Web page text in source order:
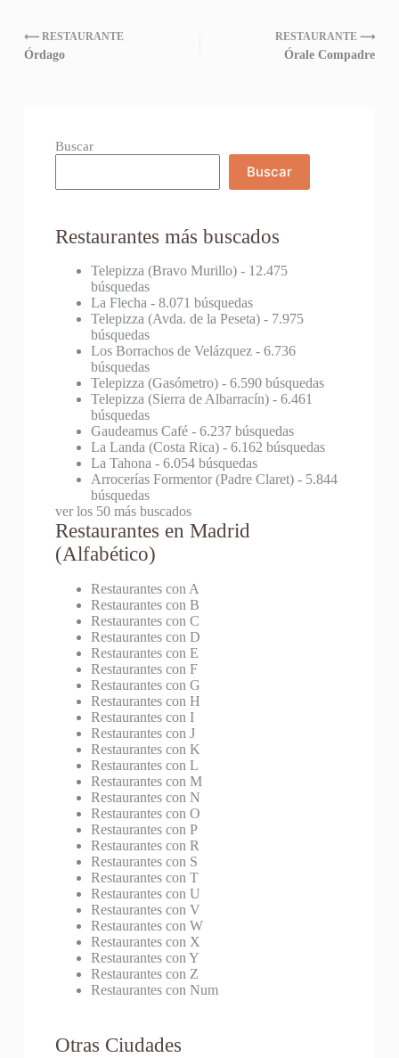
⟵ RESTAURANTE
Órdago
RESTAURANTE ⟶
Órale Compadre
Buscar
Buscar
Restaurantes más buscados
Telepizza (Bravo Murillo)- 12.475
búsquedas
La Flecha - 8.071 búsquedas
Telepizza (Avda. de la Peseta)- 7.975
búsquedas
Los Borrachos de Velázquez- 6.736
búsquedas
Telepizza (Gasómetro)- 6.590 búsquedas
Telepizza (Sierra de Albarracín)- 6.461
búsquedas
Gaudeamus Café- 6.237 búsquedas
La Landa (Costa Rica)- 6.162 búsquedas
La Tahona - 6.054 búsquedas
Arrocerías Formentor (Padre Claret)- 5.844
búsquedas
ver los 50 más buscados
Restaurantes en Madrid
(Alfabético)
Restaurantes con A
Restaurantes con B
Restaurantes con C
Restaurantes con D
Restaurantes con E
Restaurantes con F
Restaurantes con G
Restaurantes con H
Restaurantes con I
Restaurantes con J
Restaurantes con K
Restaurantes con L
Restaurantes con M
Restaurantes con N
Restaurantes con O
Restaurantes con P
Restaurantes con R
Restaurantes con S
Restaurantes con T
Restaurantes con U
Restaurantes con V
Restaurantes con W
Restaurantes con X
Restaurantes con Y
Restaurantes con Z
Restaurantes con Num
Otras Ciudades